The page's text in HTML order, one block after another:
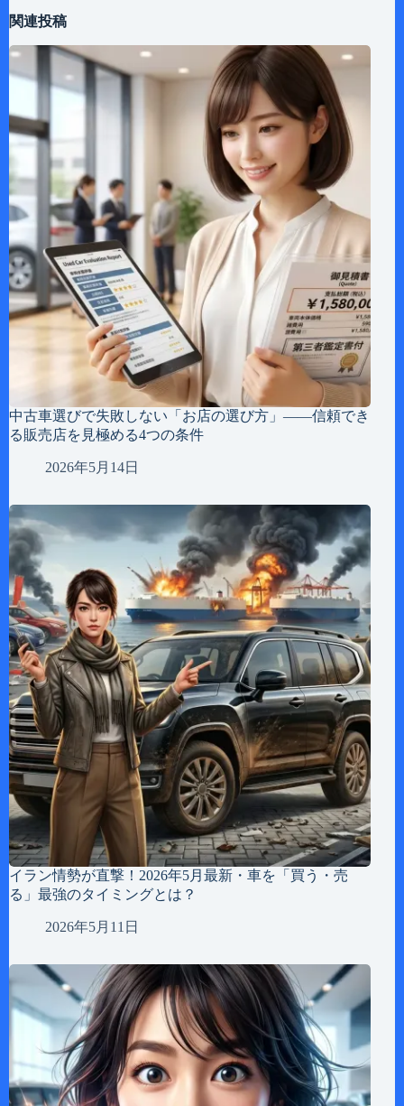
関連投稿
中古車選びで失敗しない「お店の選び方」——信頼でき
る販売店を見極める4つの条件
2026年5月14日
イラン情勢が直撃！2026年5月最新・車を「買う・売
る」最強のタイミングとは？
2026年5月11日